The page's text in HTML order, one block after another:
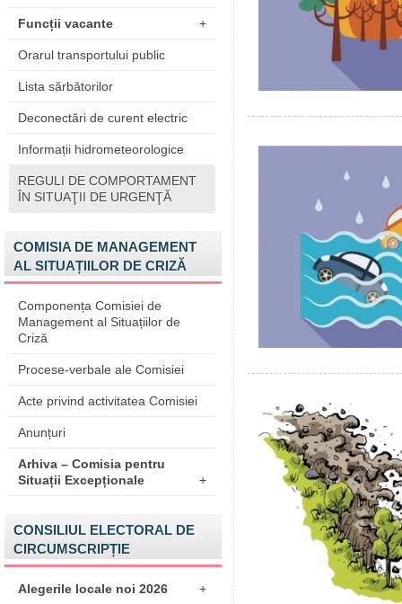
Funcții vacante +
Orarul transportului public
Lista sărbătorilor
Deconectări de curent electric
Informații hidrometeorologice
REGULI DE COMPORTAMENT
ÎN SITUAŢII DE URGENŢĂ
COMISIA DE MANAGEMENT
AL SITUAȚIILOR DE CRIZĂ
Componența Comisiei de
Management al Situațiilor de
Criză
Procese-verbale ale Comisiei
Acte privind activitatea Comisiei
Anunțuri
Arhiva – Comisia pentru
Situații Excepționale
+
CONSILIUL ELECTORAL DE
CIRCUMSCRIPȚIE
Alegerile locale noi 2026 +